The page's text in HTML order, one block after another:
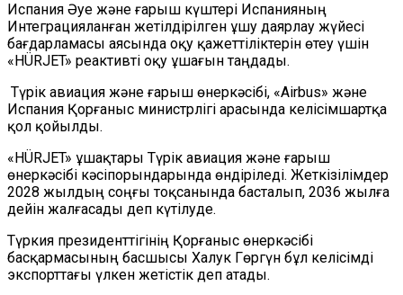
Испания Әуе және ғарыш күштері Испанияның
Интеграцияланған жетілдірілген ұшу даярлау жүйесі
бағдарламасы аясында оқу қажеттіліктерін өтеу үшін
«HÜRJET» реактивті оқу ұшағын таңдады.
Түрік авиация және ғарыш өнеркәсібі, «Airbus» және
Испания Қорғаныс министрлігі арасында келісімшартқа
қол қойылды.
«HÜRJET» ұшақтары Түрік авиация және ғарыш
өнеркәсібі кәсіпорындарында өндіріледі. Жеткізілімдер
2028 жылдың соңғы тоқсанында басталып, 2036 жылға
дейін жалғасады деп күтілуде.
Түркия президенттігінің Қорғаныс өнеркәсібі
басқармасының басшысы Халук Гөргүн бұл келісімді
экспорттағы үлкен жетістік деп атады.